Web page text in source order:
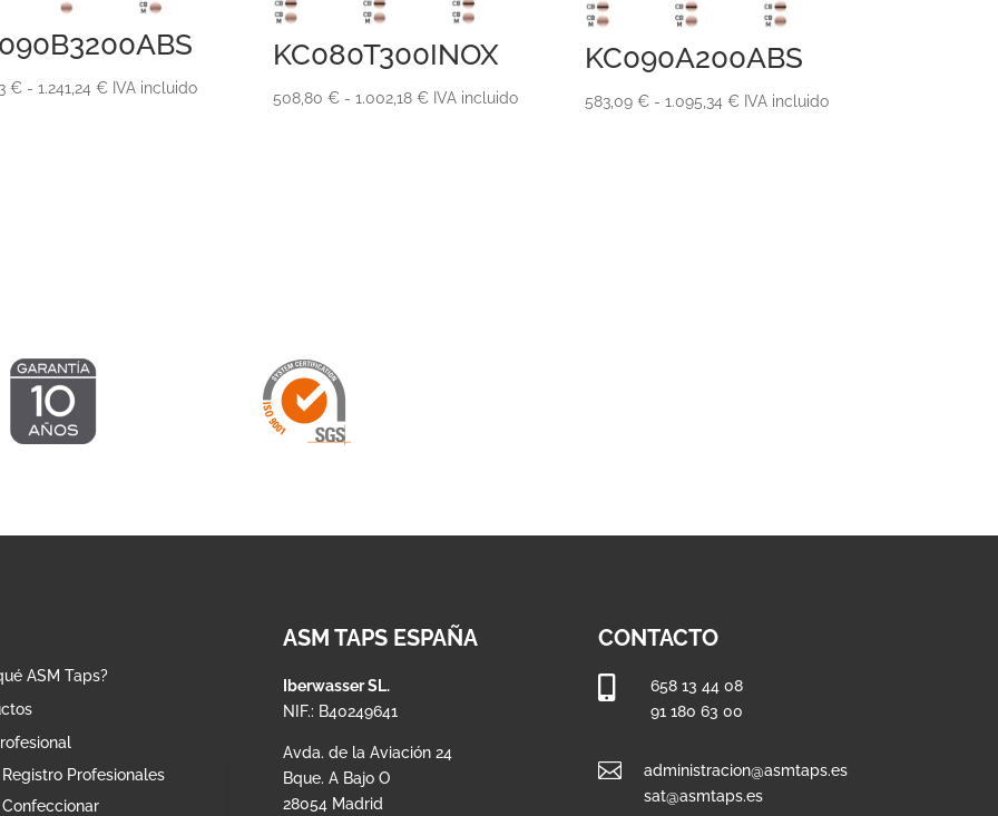
€ - 1.241,24€Rango
IVA incluido
KC080T300INOX
508,80 € - 1.002,18 €Rango
IVA incluido
KC090A200ABS
583,09 € - 1.095,34 €Rango
IVA incluido
ASM Taps?
Registro Profesionales
Confeccionar
ASM TAPS ESPAÑA
Iberwasser SL.
NIF.: B40249641
Avda. de la Aviación 24
Bque. A Bajo O
28054 Madrid
CONTACTO

658 13 44 08
91 180 63 00

administracion@asmtaps.es
sat@asmtaps.es